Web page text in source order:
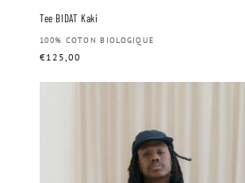
Tee BIDAT Kaki
Distributeur :
100% COTON BIOLOGIQUE
Prix
€125,00